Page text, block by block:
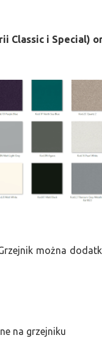
Classic i Special)
można
na grzejniku